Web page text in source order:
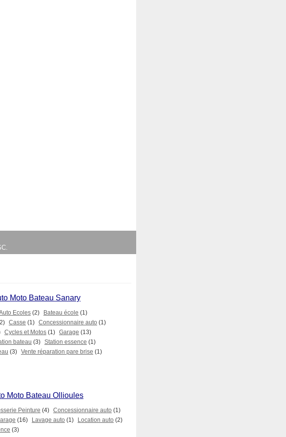
Moto Bateau Sanary
Ecoles (2) Bateau école (1)
Casse (1) Concessionnaire auto (1)
Cycles et Motos (1) Garage (13)
bateau (3) Station essence (1)
(3) Vente réparation pare brise (1)
Moto Bateau Ollioules
Peinture (4) Concessionnaire auto (1)
(16) Lavage auto (1) Location auto (2)
(3)